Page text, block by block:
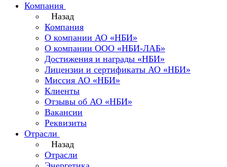
Компания
Назад
Компания
О компании АО «НБИ»
О компании ООО «НБИ-ЛАБ»
Достижения и награды «НБИ»
Лицензии и сертификаты АО «НБИ»
Миссия АО «НБИ»
Клиенты
Отзывы об АО «НБИ»
Вакансии
Реквизиты
Отрасли
Назад
Отрасли